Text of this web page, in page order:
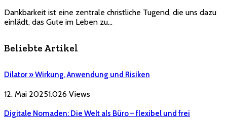
Dankbarkeit ist eine zentrale christliche Tugend, die uns dazu
einlädt, das Gute im Leben zu…
Beliebte Artikel
Dilator » Wirkung, Anwendung und Risiken
12. Mai 20251.026 Views
Digitale Nomaden: Die Welt als Büro – flexibel und frei